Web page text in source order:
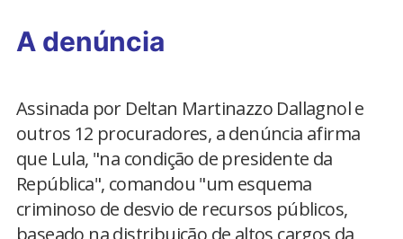
A denúncia
Assinada por Deltan Martinazzo Dallagnol e
outros 12 procuradores, a denúncia afirma
que Lula, "na condição de presidente da
República", comandou "um esquema
criminoso de desvio de recursos públicos,